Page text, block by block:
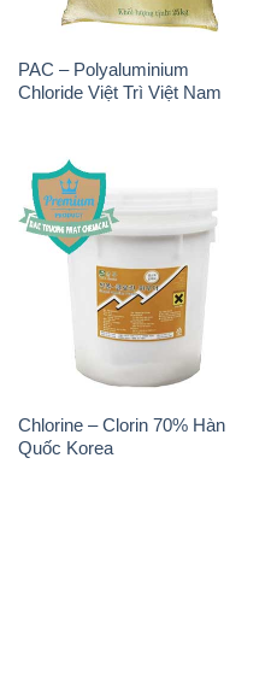
PAC – Polyaluminium
Chloride Việt Trì Việt Nam
Chlorine – Clorin 70% Hàn
Quốc Korea